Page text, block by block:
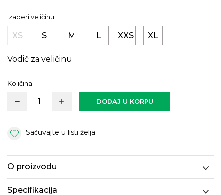
Izaberi veličinu:
XS S M L XXS XL
Vodič za veličinu
Količina:
DODAJ U KORPU
Sačuvajte u listi želja
O proizvodu
Specifikacija